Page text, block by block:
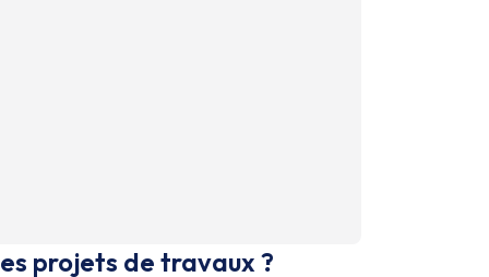
projets de travaux ?